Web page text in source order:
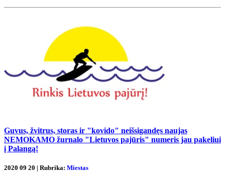
Guvus, žvitrus, storas ir "kovido" neišsigandęs naujas
NEMOKAMO žurnalo "Lietuvos pajūris" numeris jau pakeliui
į Palangą!
2020 09 20 | Rubrika: Miestas